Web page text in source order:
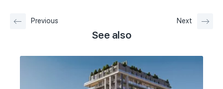
Previous Next
See also